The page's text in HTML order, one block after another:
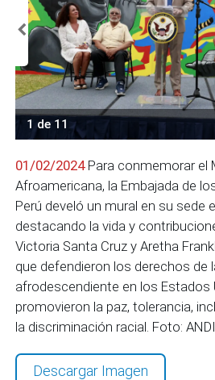
1 de 11
01/02/2024Para conmemorar el
Afroamericana, la Embajada de
Perú develó un mural en su sede
destacando la vida y
Victoria Santa Cruz y Aretha
que defendieron los derechos de
afrodescendiente en los Estados
promovieron la paz, tolerancia,
la discriminación racial. Foto:
Descargar Imagen